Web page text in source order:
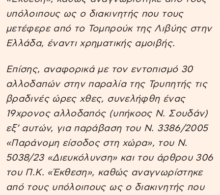
υπόλοιπους ως ο διακινητής που τους
μετέφερε από το Τομπρούκ της Λιβύης στην
Ελλάδα, έναντι χρηματικής αμοιβής.
Eπίσης, αναφορικά με τον εντοπισμό 30
αλλοδαπών στην παραλία της Τρυπητής τις
βραδινές ώρες χθες, συνελήφθη ένας
19χρονος αλλοδαπός (υπήκοος Ν. Σουδάν)
εξ’ αυτών, για παράβαση του Ν. 3386/2005
«Παράνομη είσοδος στη χώρα», του Ν.
5038/23 «Διευκόλυνση» και του άρθρου 306
του Π.Κ. «Έκθεση», καθώς αναγνωρίστηκε
από τους υπόλοιπους ως ο διακινητής που